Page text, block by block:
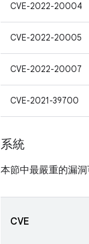
CVE-2022-20004
CVE-2022-20005
CVE-2022-20007
CVE-2021-39700
系統
本節中最嚴重的漏
CVE